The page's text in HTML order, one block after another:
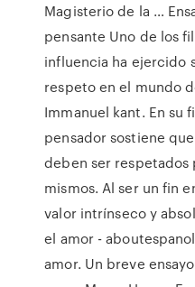
Magisterio de la …
pensante Uno de los
influencia ha ejercido
respeto en el mundo
Immanuel kant. En su
pensador sostiene
deben ser respetados
mismos. Al ser un fin
valor intrínseco y
el amor -
amor. Un breve